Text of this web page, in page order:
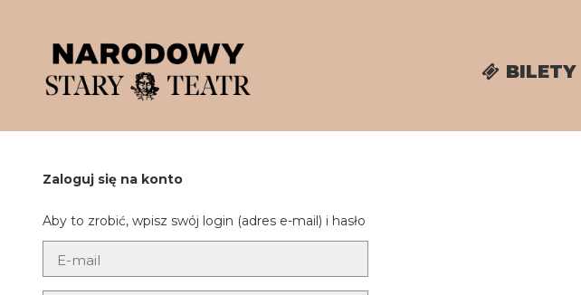
'
BILETY
Zaloguj się na konto
Aby to zrobić, wpisz swój login (adres e-mail) i hasło